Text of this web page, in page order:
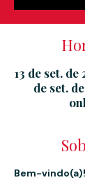
13 de set. de
de set.
Bem-vindo(a)!